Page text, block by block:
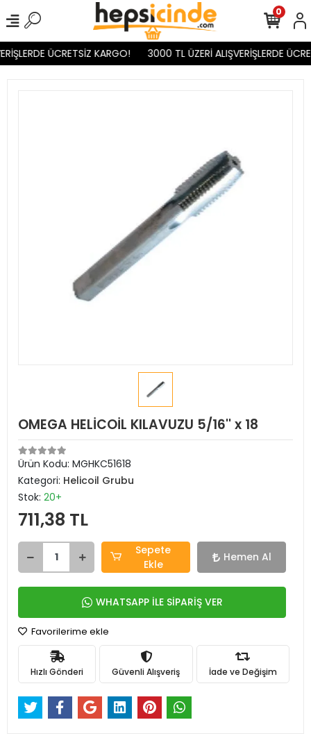
ÜCRETSİZ KARGO! 3000 TL ÜZERİ ALIŞVERİŞLERDE
0
OMEGA HELİCOİL KILAVUZU 5/16'' x 18
Ürün Kodu: MGHKC51618
Kategori: Helicoil Grubu
Stok: 20+
711,38 TL
Sepete
Ekle
Hemen Al
WHATSAPP İLE SİPARİŞ VER
Favorilerime ekle
Hızlı Gönderi Güvenli Alışveriş İade ve Değişim